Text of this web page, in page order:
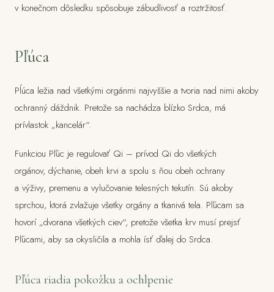
v konečnom dôsledku spôsobuje zábudlivosť a roztržitosť.
Pľúca
Pĺúca ležia nad všetkými orgánmi najvyššie a tvoria nad nimi akoby
ochranný dáždnik. Pretože sa nachádza blízko Srdca, má
prívlastok „kancelár“.
Funkciou Pľúc je regulovať Qi – prívod Qi do všetkých
orgánov, dýchanie, obeh krvi a spolu s ňou obeh ochrany
a výživy, premenu a vylučovanie telesných tekutín. Sú akoby
sprchou, ktorá zvlažuje všetky orgány a tkanivá tela. Pľúcam sa
hovorí „dvorana všetkých ciev“, pretože všetka krv musí prejsť
Pľúcami, aby sa okysličila a mohla ísť ďalej do Srdca.
Pľúca riadia pokožku a ochlpenie